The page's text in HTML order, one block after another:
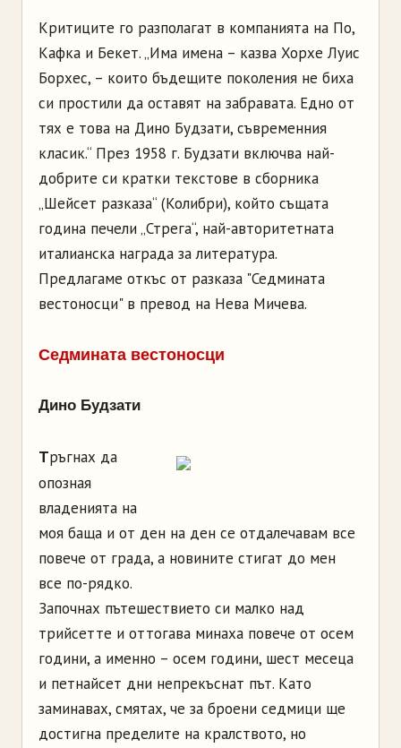
Критиците го разполагат в компанията на По,
Кафка и Бекет. „Има имена – казва Хорхе Луис
Борхес, – които бъдещите поколения не биха
си простили да оставят на забравата. Едно от
тях е това на Дино Будзати, съвременния
класик.“ През 1958 г. Будзати включва най-
добрите си кратки текстове в сборника
„Шейсет разказа“ (Колибри), който същата
година печели „Стрега“, най-авторитетната
италианска награда за литература.
Предлагаме откъс от разказа "Седмината
вестоносци" в превод на Нева Мичева.
Седмината вестоносци
Дино Будзати
Тръгнах да
опозная
владенията на
моя баща и от ден на ден се отдалечавам все
повече от града, а новините стигат до мен
все по-рядко.
Започнах пътешествието си малко над
трийсетте и оттогава минаха повече от осем
години, а именно – осем години, шест месеца
и петнайсет дни непрекъснат път. Като
заминавах, смятах, че за броени седмици ще
достигна пределите на кралството, но